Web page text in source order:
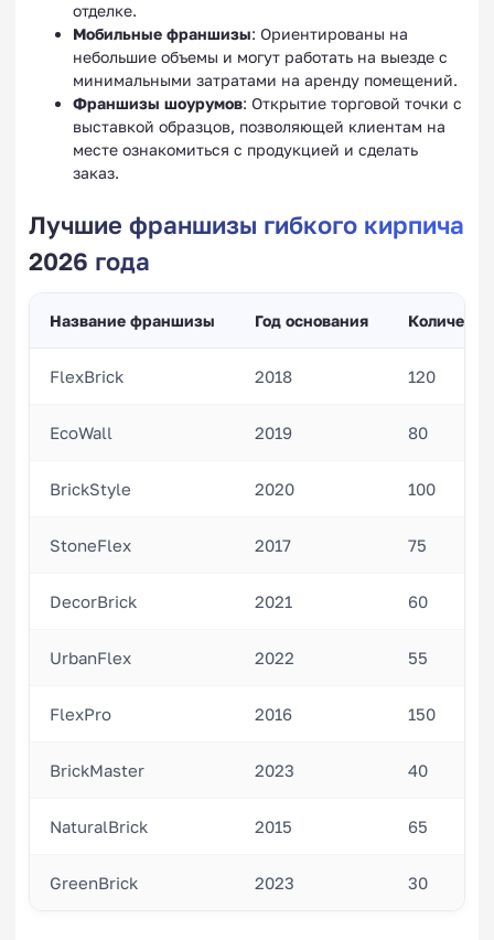
отделке.
Мобильные франшизы: Ориентированы на
небольшие объемы и могут работать на выезде с
минимальными затратами на аренду помещений.
Франшизы шоурумов: Открытие торговой точки с
выставкой образцов, позволяющей клиентам на
месте ознакомиться с продукцией и сделать
заказ.
Лучшие франшизы гибкого кирпича
2026 года
Название франшизы Год основания
FlexBrick 2018 120
EcoWall 2019 80
BrickStyle 2020 100
StoneFlex 2017 75
DecorBrick 2021 60
UrbanFlex 2022 55
FlexPro 2016 150
BrickMaster 2023 40
NaturalBrick 2015 65
GreenBrick 2023 30